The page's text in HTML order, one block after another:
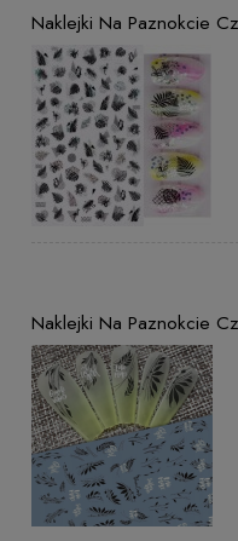
Naklejki Na Paznokcie
Naklejki Na Paznokcie